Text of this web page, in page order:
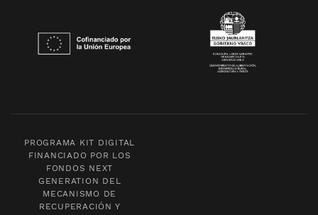
PROGRAMA KIT DIGITAL
FINANCIADO POR LOS
FONDOS NEXT
GENERATION DEL
MECANISMO DE
RECUPERACIÓN Y